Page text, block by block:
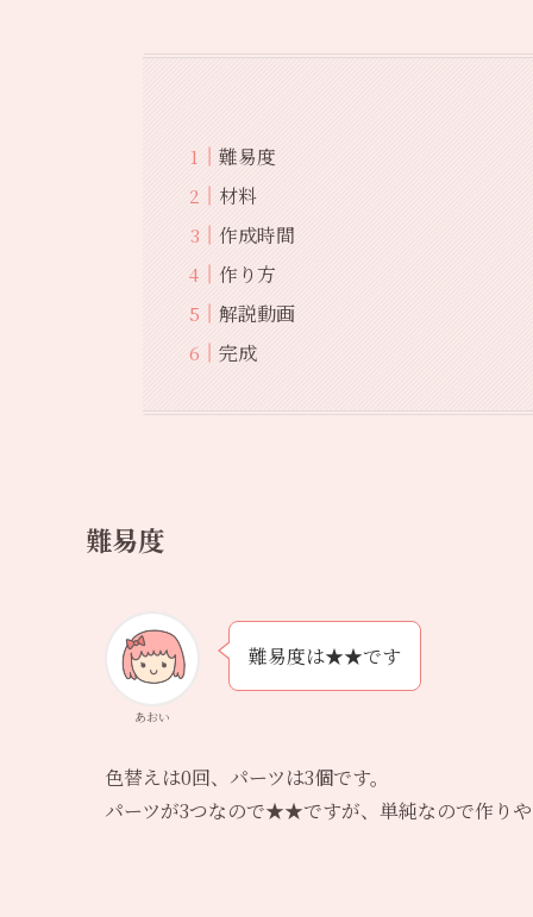
難易度
材料
作成時間
作り方
解説動画
完成
難易度
あおい
難易度は★★です
色替えは0回、パーツは3個です。
パーツが3つなので★★ですが、単純なので作り